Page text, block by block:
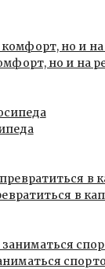
но и на
в